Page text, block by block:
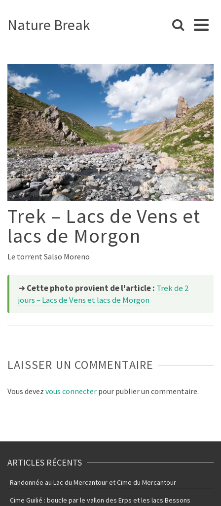
Nature Break
Trek – Lacs de Vens et
lacs de Morgon
Le torrent Salso Moreno
➜ Cette photo provient de l'article : Trek de 2
jours – Lacs de Vens et lacs de Morgon
LAISSER UN COMMENTAIRE
Vous devez vous connecter pour publier un commentaire.
ARTICLES RÉCENTS
Randonnée au Lac du Mercantour et Cime du Mercantour
Cime Guilié : boucle par le vallon des Erps et les lacs Bessons